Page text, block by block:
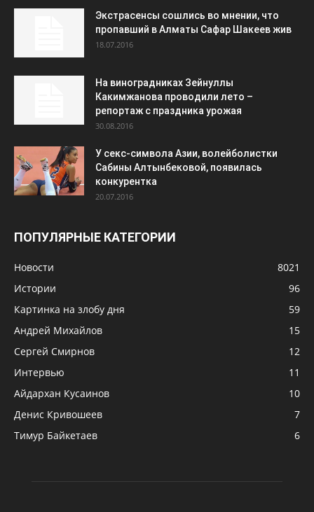
Экстрасенсы сошлись во мнении, что
пропавший в Алматы Сафар Шакеев жив
18.07.2016
На виноградниках Зейнуллы
Какимжанова проводили лето –
репортаж с праздника урожая
30.08.2016
У секс-символа Азии, волейболистки
Сабины Алтынбековой, появилась
конкурентка
20.07.2016
ПОПУЛЯРНЫЕ КАТЕГОРИИ
Новости
8021
Истории
96
Картинка на злобу дня
59
Андрей Михайлов
15
Сергей Смирнов
12
Интервью
11
Айдархан Кусаинов
10
Денис Кривошеев
7
Тимур Байкетаев
6